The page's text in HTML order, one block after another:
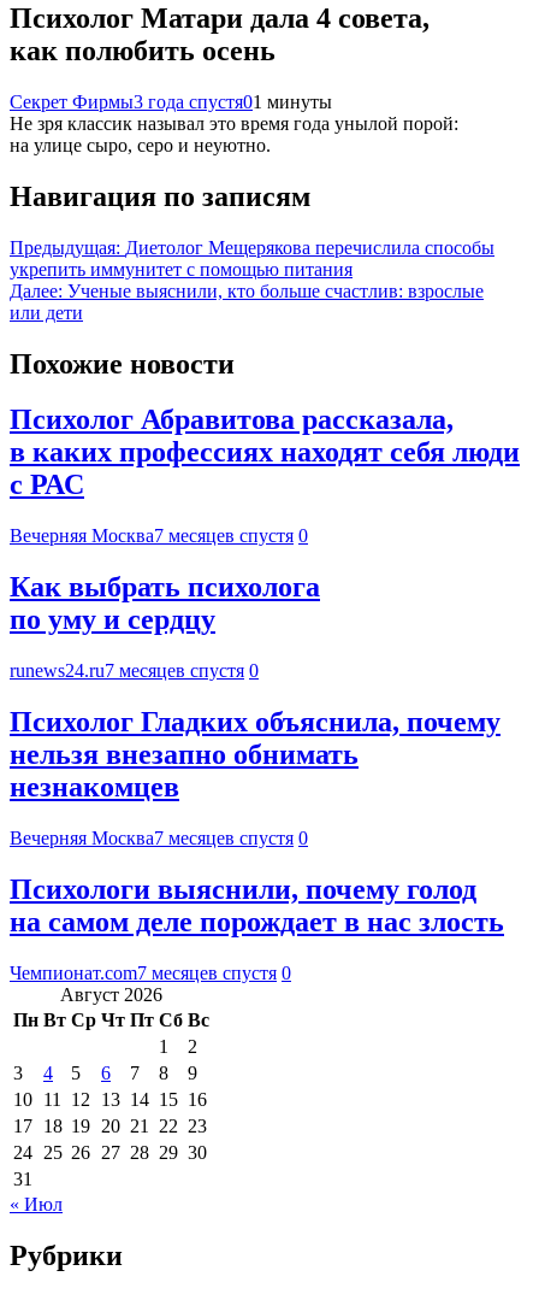
Психолог Матари дала 4 совета,
как полюбить осень
Секрет Фирмы3 года спустя01 минуты
Не зря классик называл это время года унылой порой:
на улице сыро, серо и неуютно.
Навигация по записям
Предыдущая: Диетолог Мещерякова перечислила способы
укрепить иммунитет с помощью питания
Далее: Ученые выяснили, кто больше счастлив: взрослые
или дети
Похожие новости
Психолог Абравитова рассказала,
в каких профессиях находят себя люди
с РАС
Вечерняя Москва7 месяцев спустя 0
Как выбрать психолога
по уму и сердцу
runews24.ru7 месяцев спустя 0
Психолог Гладких объяснила, почему
нельзя внезапно обнимать
незнакомцев
Вечерняя Москва7 месяцев спустя 0
Психологи выяснили, почему голод
на самом деле порождает в нас злость
Чемпионат.com7 месяцев спустя 0
Август 2026
Пн Вт Ср Чт Пт Сб Вс
1
2
3
4 5 6 7 8
9
10 11 12 13 14 15 16
17 18 19 20 21 22 23
24 25 26 27 28 29 30
31
« Июл
Рубрики